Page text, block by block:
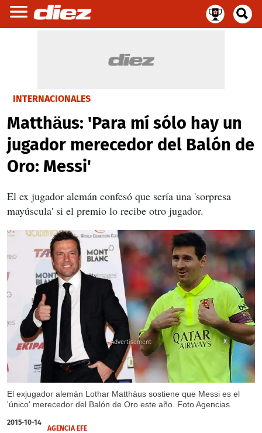
INTERNACIONALES
Matthäus: 'Para mí sólo hay un
jugador merecedor del Balón de
Oro: Messi'
El ex jugador alemán confesó que sería una 'sorpresa
mayúscula' si el premio lo recibe otro jugador.
El exjugador alemán Lothar Matthäus sostiene que Messi es el
'único' merecedor del Balón de Oro este año. Foto Agencias
X
2015-10-14
AGENCIA EFE